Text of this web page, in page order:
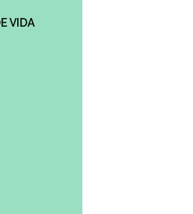
VIDA